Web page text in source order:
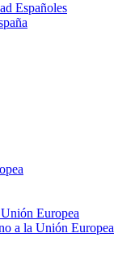
Españoles
Europea
a la Unión Europea